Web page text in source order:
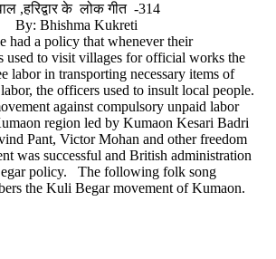
के लोक गीत -314
Kukreti
policy that whenever their
used to visit villages for official works the
labor in transporting necessary items of
the officers used to insult local people.
against compulsory unpaid labor
region led by Kumaon Kesari Badri
Pant, Victor Mohan and other freedom
was successful and British administration
policy. The following folk song
the Kuli Begar movement of Kumaon.